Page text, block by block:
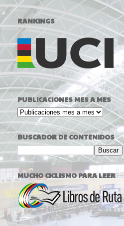
RANKINGS
PUBLICACIONES MES A MES
BUSCADOR DE CONTENIDOS
MUCHO CICLISMO PARA LEER